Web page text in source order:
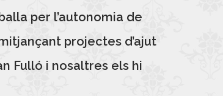
per l’autonomia de
projectes d’ajut
Fulló i nosaltres els hi